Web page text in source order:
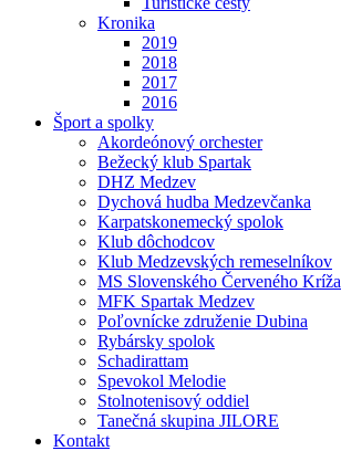
Kronika
2019
2018
2017
2016
Šport a spolky
Akordeónový orchester
Bežecký klub Spartak
DHZ Medzev
Dychová hudba Medzevčanka
Karpatskonemecký spolok
Klub dôchodcov
Klub Medzevských remeselníkov
MS Slovenského Červeného Kríža
MFK Spartak Medzev
Poľovnícke združenie Dubina
Rybársky spolok
Schadirattam
Spevokol Melodie
Stolnotenisový oddiel
Tanečná skupina JILORE
Kontakt